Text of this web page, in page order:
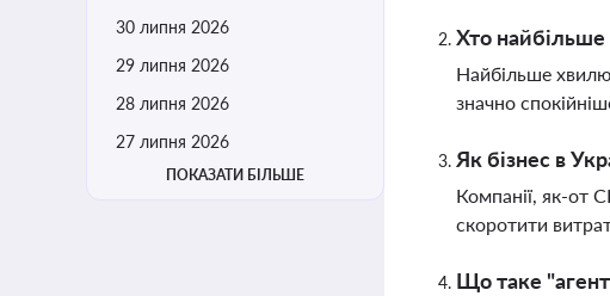
30 липня 2026
29 липня 2026
28 липня 2026
27 липня 2026
ПОКАЗАТИ БІЛЬШЕ
Хто найбільше
Найбільше
значно
Як бізнес в
Компанії, як-от
скоротити
Що таке